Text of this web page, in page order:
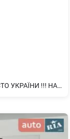
ДОСТАВИМО АВТОМОБІЛЬ У БУДЬ ЯКЕ МІСТО УКРАЇНИ !!! НАБЕРІТЬ І МИ ПІДБЕРЕМО НАЙЗРУЧНІШИЙ ФОРМАТ ПОКУПКИ !!! АВТОМОБІЛЬ В НАЯВНОСТІ !!! Suzuki SWIFT у версії HYBRID зі ВСІМА НАЙСУЧАСНІШИМИ СИСТЕМАМИ БЕЗПЕКИ представлений в Офіційному дилерському центрі SUZUKI компаніі " Автотрейдінг Одеса " Економічний та драйвовий бензиновий двигун 1,2 з системою м’якого гібрида SHVS, надійна та перевірена автоматична коробка передач AISIN, Японська зборка Це все про Suzuki SWIFT. Комплектація GLХ включає в себе : *Система автономного автоматичного гальмування з двома датчиками (DSBS II), для виявлення автомобілів, мотоциклів, велосипедів та пішоходів * Контроль сліпих зон / попередження про перехресний рух ззаду * Адаптивний Круїз-контроль з управлінням на кермі * 7 подушок безпеки * Мультимедійна система 7-дюймів з камерою заднього огляду * Клімат - Контроль * Задні датчики паркування * Система безключового доступу і запуску двигуна * Датчик автоматичного включення світла і датчик дощу * Фари головного світла світлодіодні лінзовані